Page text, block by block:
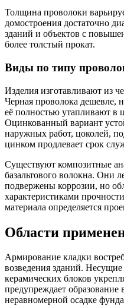
Толщина проволоки
домостроения достаточно
зданий и объектов с
более толстый прокат.
Виды по типу
Изделия изготавливают из
Черная проволока дешевле,
её полностью утапливают в
Оцинкованный вариант
наружных работ, цоколей,
цинком продлевает срок
Существуют композитные
базальтового волокна. Они
подвержены коррозии, но
характеристиками
материала определяется
Области
Армирование кладки
возведения зданий.
керамических блоков
предупреждает
неравномерной осадке